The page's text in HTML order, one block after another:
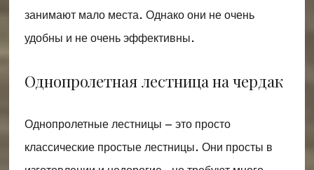
занимают мало места. Однако они не очень
удобны и не очень эффективны.
Однопролетная лестница на чердак
Однопролетные лестницы – это просто
классические простые лестницы. Они просты в